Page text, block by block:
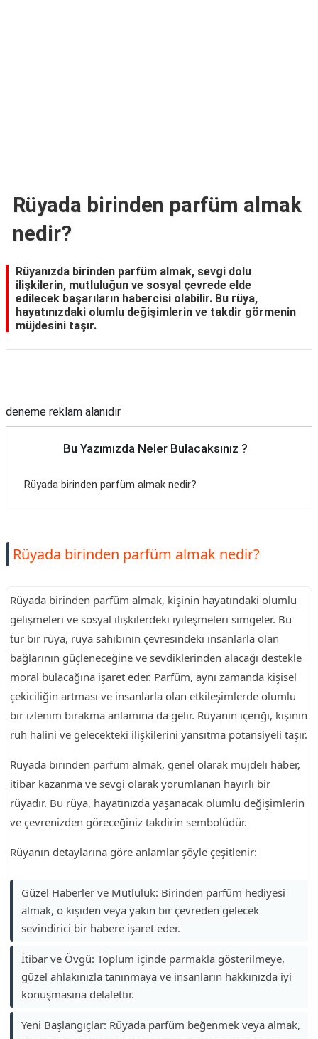
Rüyada birinden parfüm almak
nedir?
Rüyanızda birinden parfüm almak, sevgi dolu
ilişkilerin, mutluluğun ve sosyal çevrede elde
edilecek başarıların habercisi olabilir. Bu rüya,
hayatınızdaki olumlu değişimlerin ve takdir görmenin
müjdesini taşır.
deneme reklam alanıdır
Bu Yazımızda Neler Bulacaksınız ?
Rüyada birinden parfüm almak nedir?
Rüyada birinden parfüm almak nedir?
Rüyada birinden parfüm almak, kişinin hayatındaki olumlu
gelişmeleri ve sosyal ilişkilerdeki iyileşmeleri simgeler. Bu
tür bir rüya, rüya sahibinin çevresindeki insanlarla olan
bağlarının güçleneceğine ve sevdiklerinden alacağı destekle
moral bulacağına işaret eder. Parfüm, aynı zamanda kişisel
çekiciliğin artması ve insanlarla olan etkileşimlerde olumlu
bir izlenim bırakma anlamına da gelir. Rüyanın içeriği, kişinin
ruh halini ve gelecekteki ilişkilerini yansıtma potansiyeli taşır.
Rüyada birinden parfüm almak, genel olarak müjdeli haber,
itibar kazanma ve sevgi olarak yorumlanan hayırlı bir
rüyadır. Bu rüya, hayatınızda yaşanacak olumlu değişimlerin
ve çevrenizden göreceğiniz takdirin sembolüdür.
Rüyanın detaylarına göre anlamlar şöyle çeşitlenir:
Güzel Haberler ve Mutluluk: Birinden parfüm hediyesi
almak, o kişiden veya yakın bir çevreden gelecek
sevindirici bir habere işaret eder.
İtibar ve Övgü: Toplum içinde parmakla gösterilmeye,
güzel ahlakınızla tanınmaya ve insanların hakkınızda iyi
konuşmasına delalettir.
Yeni Başlangıçlar: Rüyada parfüm beğenmek veya almak,